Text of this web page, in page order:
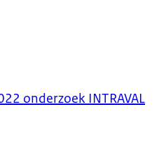
onderzoek INTRAVAL